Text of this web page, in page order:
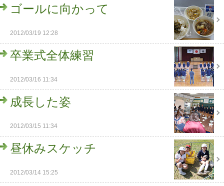
ゴールに向かって
2012/03/19 12:28
卒業式全体練習
2012/03/16 11:34
成長した姿
2012/03/15 11:34
昼休みスケッチ
2012/03/14 15:25